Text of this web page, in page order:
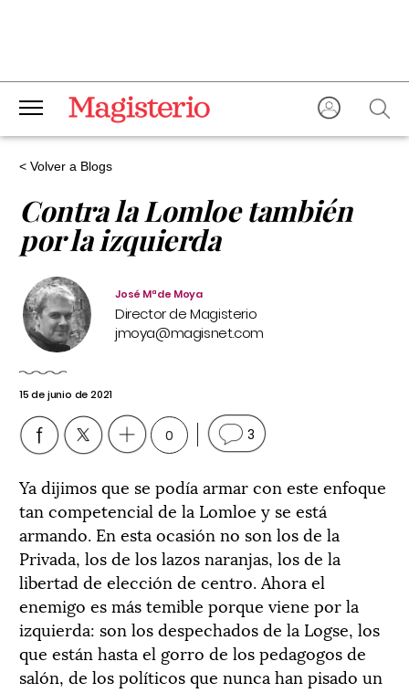
< Volver a Blogs
Contra la Lomloe también
por la izquierda
José Mª de Moya
Director de Magisterio
jmoya@magisnet.com
15 de junio de 2021
0 3
Ya dijimos que se podía armar con este enfoque
tan competencial de la Lomloe y se está
armando. En esta ocasión no son los de la
Privada, los de los lazos naranjas, los de la
libertad de elección de centro. Ahora el
enemigo es más temible porque viene por la
izquierda: son los despechados de la Logse, los
que están hasta el gorro de los pedagogos de
salón, de los políticos que nunca han pisado un